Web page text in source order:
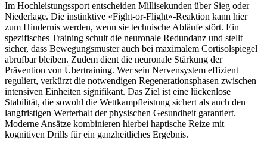
Im Hochleistungssport entscheiden Millisekunden über Sieg oder
Niederlage. Die instinktive «Fight-or-Flight»-Reaktion kann hier
zum Hindernis werden, wenn sie technische Abläufe stört. Ein
spezifisches Training schult die neuronale Redundanz und stellt
sicher, dass Bewegungsmuster auch bei maximalem Cortisolspiegel
abrufbar bleiben. Zudem dient die neuronale Stärkung der
Prävention von Übertraining. Wer sein Nervensystem effizient
reguliert, verkürzt die notwendigen Regenerationsphasen zwischen
intensiven Einheiten signifikant. Das Ziel ist eine lückenlose
Stabilität, die sowohl die Wettkampfleistung sichert als auch den
langfristigen Werterhalt der physischen Gesundheit garantiert.
Moderne Ansätze kombinieren hierbei haptische Reize mit
kognitiven Drills für ein ganzheitliches Ergebnis.